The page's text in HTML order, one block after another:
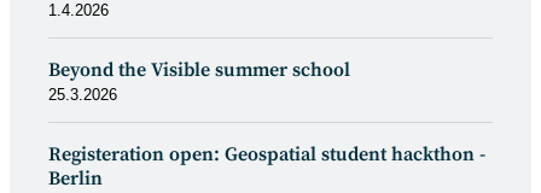
1.4.2026
Beyond the Visible summer school
25.3.2026
Registeration open: Geospatial student hackthon -
Berlin